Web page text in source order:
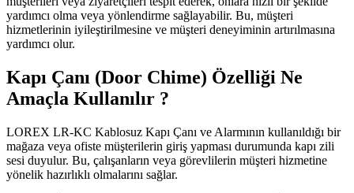
yardımcı olma veya yönlendirme sağlayabilir. Bu, müşteri
hizmetlerinin iyileştirilmesine ve müşteri deneyiminin artırılmasına
yardımcı olur.
Kapı Çanı (Door Chime) Özelliği Ne
Amaçla Kullanılır ?
LOREX LR-KC Kablosuz Kapı Çanı ve Alarmının kullanıldığı bir
mağaza veya ofiste müşterilerin giriş yapması durumunda kapı zili
sesi duyulur. Bu, çalışanların veya görevlilerin müşteri hizmetine
yönelik hazırlıklı olmalarını sağlar.